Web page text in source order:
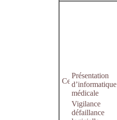
Présentation
d’informatique
médicale
Vigilance
défaillance